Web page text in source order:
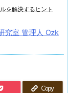
を解決するヒント
究室 管理人 Ozk
Copy